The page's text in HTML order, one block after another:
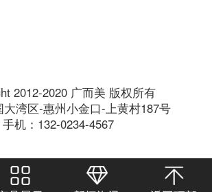
2012-2020 广而美 版权所有
湾区-惠州小金口-上黄村187号
手机：132-0234-4567